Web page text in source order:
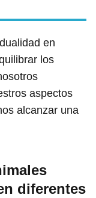
en
los
aspectos
alcanzar una
diferentes